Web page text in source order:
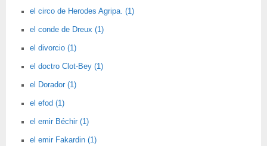
el circo de Herodes Agripa. (1)
el conde de Dreux (1)
el divorcio (1)
el doctro Clot-Bey (1)
el Dorador (1)
el efod (1)
el emir Béchir (1)
el emir Fakardin (1)